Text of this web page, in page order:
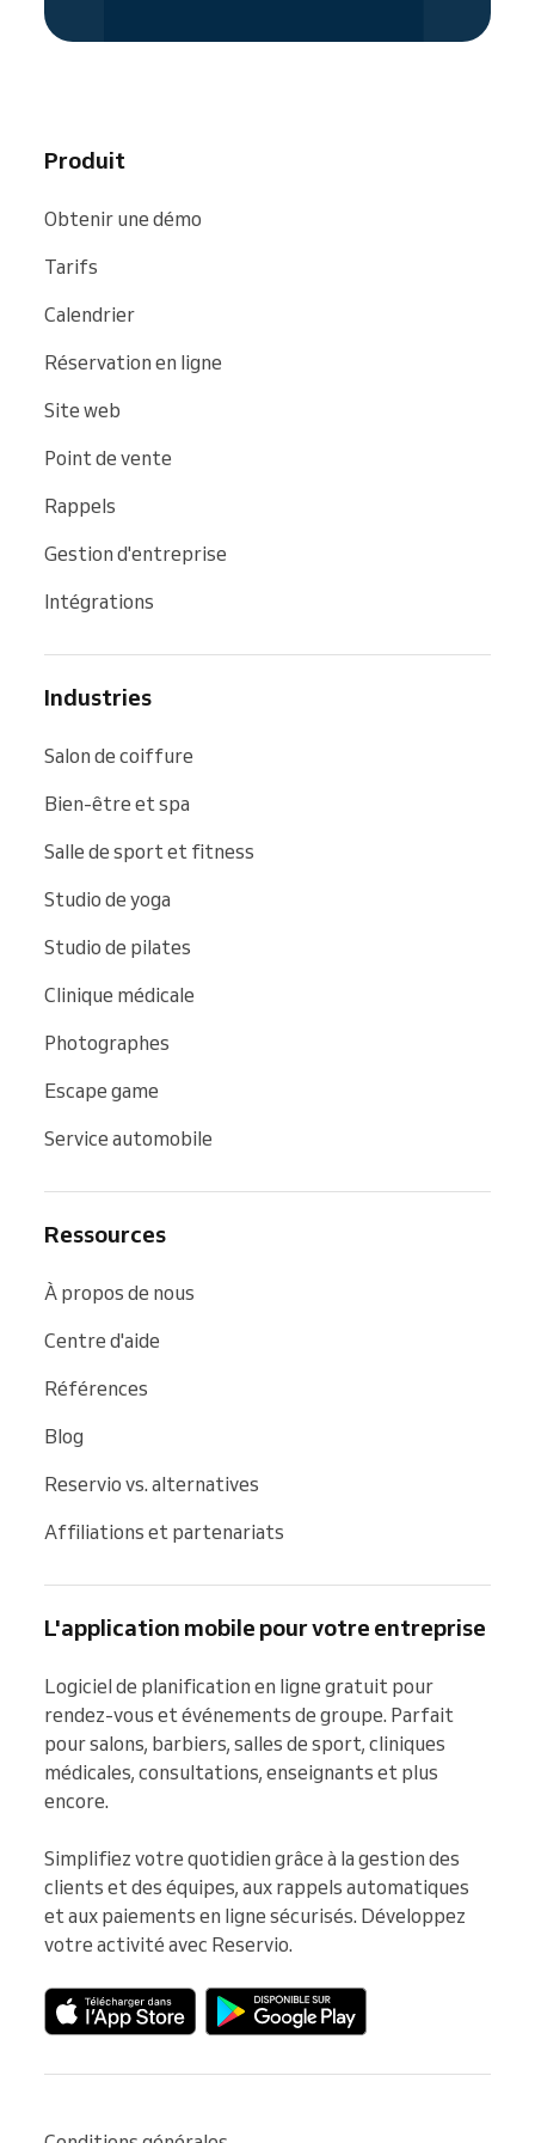
Produit
Obtenir une démo
Tarifs
Calendrier
Réservation en ligne
Site web
Point de vente
Rappels
Gestion d'entreprise
Intégrations
Industries
Salon de coiffure
Bien-être et spa
Salle de sport et fitness
Studio de yoga
Studio de pilates
Clinique médicale
Photographes
Escape game
Service automobile
Ressources
À propos de nous
Centre d'aide
Références
Blog
Reservio vs. alternatives
Affiliations et partenariats
L'application mobile pour votre entreprise
Logiciel de planification en ligne gratuit pour
rendez-vous et événements de groupe. Parfait
pour salons, barbiers, salles de sport, cliniques
médicales, consultations, enseignants et plus
encore.
Simplifiez votre quotidien grâce à la gestion des
clients et des équipes, aux rappels automatiques
et aux paiements en ligne sécurisés. Développez
votre activité avec Reservio.